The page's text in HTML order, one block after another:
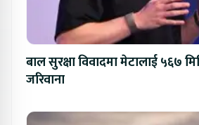
बाल सुरक्षा विवादमा मेटालाई ५६७
जरिवाना